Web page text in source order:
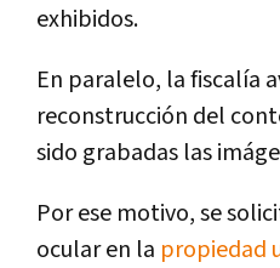
exhibidos.
En paralelo, la fiscalía
reconstrucción del
sido grabadas las
Por ese motivo, se
ocular en la propiedad